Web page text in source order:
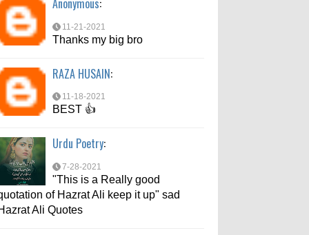
7-10-2021
6-6-2021
bahut acche se bataya
Anonymous:
11-21-2021
Thanks my big bro
RAZA HUSAIN:
11-18-2021
BEST 👍
Urdu Poetry:
7-28-2021
"This is a Really good
of Hazrat Ali keep it up" sad
Ali Quotes